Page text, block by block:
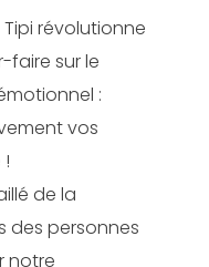
révolutionne
faire sur le
:
vos
de la
des personnes
notre